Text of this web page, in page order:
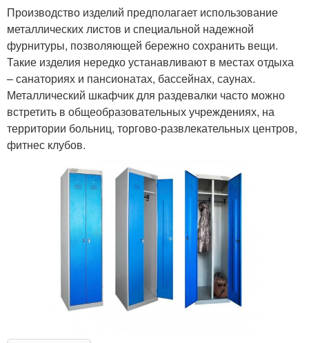
Производство изделий предполагает использование
металлических листов и специальной надежной
фурнитуры, позволяющей бережно сохранить вещи.
Такие изделия нередко устанавливают в местах отдыха
– санаториях и пансионатах, бассейнах, саунах.
Металлический шкафчик для раздевалки часто можно
встретить в общеобразовательных учреждениях, на
территории больниц, торгово-развлекательных центров,
фитнес клубов.